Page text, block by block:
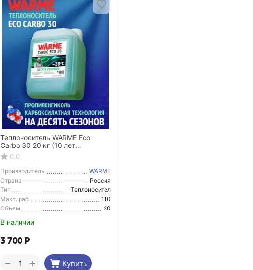
Теплоноситель WARME Eco
Carbo 30 20 кг (10 лет
эксплуатации)
0.0
Производитель
WARME
Страна
Производитель
Россия
Тип
Теплоносител
ь
Макс. раб.
температура
110
Объем
20
В наличии
3 700 Р
Купить
+
−